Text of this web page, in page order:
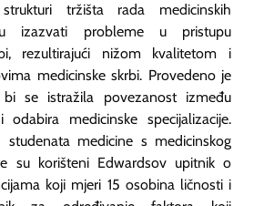
tržišta rada medicinskih
izazvati probleme u pristupu
rezultirajući nižom kvalitetom i
medicinske skrbi. Provedeno je
bi se istražila povezanost između
medicinske specijalizacije.
medicine s medicinskog
su korišteni Edwardsov upitnik o
koji mjeri 15 osobina ličnosti i